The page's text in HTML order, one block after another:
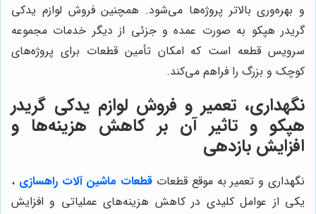
و بهره‌وری بالاتر پروژه‌ها می‌شود. همچنین فروش لوازم يدكى
گريدر هپكو به صورت عمده و جزئی از دیگر خدمات مجموعه
سرویس قطعه است که امکان تأمین قطعات برای پروژه‌های
کوچک و بزرگ را فراهم می‌کند.
نگهداری، تعمیر و فروش لوازم يدكى گريدر
هپكو و تاثیر آن بر کاهش هزینه‌ها و
افزایش بازدهی
نگهداری و تعمیر به موقع قطعات قطعات ماشین آلات راهسازی ،
یکی از عوامل کلیدی در کاهش هزینه‌های عملیاتی و افزایش